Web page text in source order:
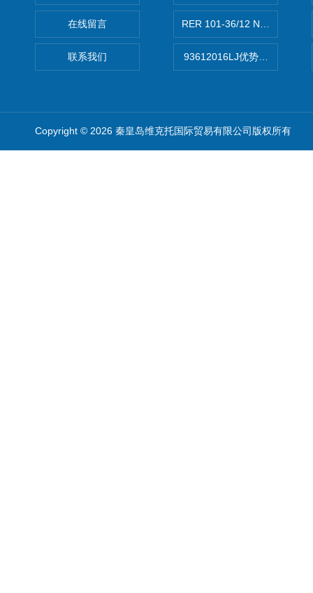
在线留言
联系我们
RER 101-36/12 NHH离心
93612016LJ优势供应美国
Copyright © 2026 秦皇岛维克托国际贸易有限公司版权所有